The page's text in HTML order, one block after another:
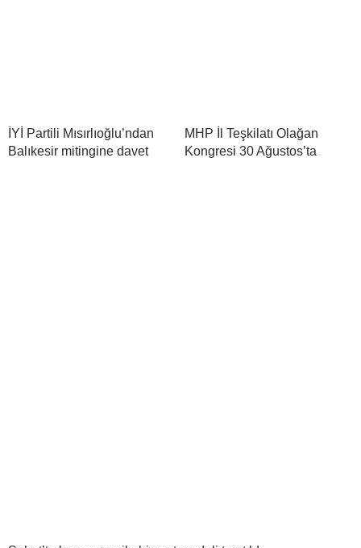
İYİ Partili Mısırlıoğlu’ndan
Balıkesir mitingine davet
MHP İl Teşkilatı Olağan
Kongresi 30 Ağustos’ta